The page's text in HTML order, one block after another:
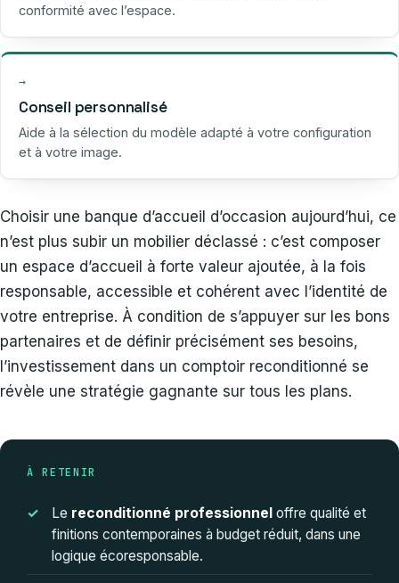
conformité avec l’espace.
→
Conseil personnalisé
Aide à la sélection du modèle adapté à votre configuration
et à votre image.
Choisir une banque d’accueil d’occasion aujourd’hui, ce
n’est plus subir un mobilier déclassé : c’est composer
un espace d’accueil à forte valeur ajoutée, à la fois
responsable, accessible et cohérent avec l’identité de
votre entreprise. À condition de s’appuyer sur les bons
partenaires et de définir précisément ses besoins,
l’investissement dans un comptoir reconditionné se
révèle une stratégie gagnante sur tous les plans.
À RETENIR
Le reconditionné professionnel offre qualité et
finitions contemporaines à budget réduit, dans une
logique écoresponsable.